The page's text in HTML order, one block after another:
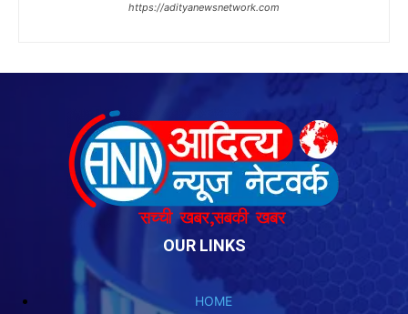
OUR LINKS
HOME